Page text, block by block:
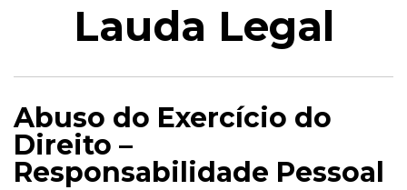
Lauda Legal
Abuso do Exercício do
Direito –
Responsabilidade Pessoal